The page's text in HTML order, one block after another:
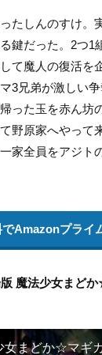
たしんのすけ。
鍵だった。2つ1
て魔人の復活を
3兄弟が激しい争
った玉を赤ん坊
野原家へやって
家全員をアジト
Amazonプライ
版 魔法少女まど
女まどか☆マギ